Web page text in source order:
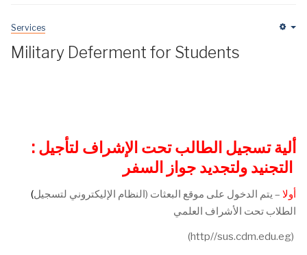
Services
Military Deferment for Students
: ألية تسجيل الطالب تحت الإشراف لتأجيل
التجنيد ولتجديد جواز السفر
( أولا – يتم الدخول على موقع البعثات (النظام الإليكتروني لتسجيل
الطلاب تحت الأشراف العلمي
(http//sus.cdm.edu.eg)